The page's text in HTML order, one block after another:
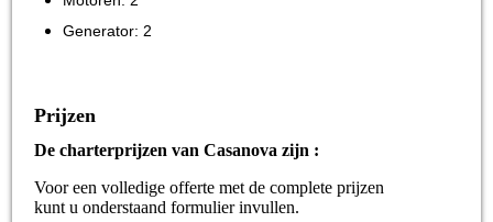
Generator: 2
Prijzen
De charterprijzen van Casanova zijn :
Voor een volledige offerte met de complete prijzen
kunt u onderstaand formulier invullen.